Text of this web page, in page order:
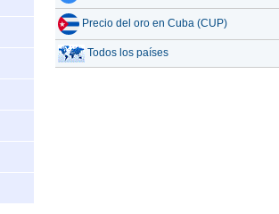
Precio del oro en Cuba (CUP)
Todos los países